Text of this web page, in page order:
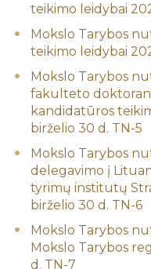
teikimo leidybai
Mokslo Tarybos
teikimo leidybai
Mokslo Tarybos
fakulteto
kandidatūros
birželio 30 d. TN-5
Mokslo Tarybos
delegavimo į
tyrimų institutų
birželio 30 d. TN-6
Mokslo Tarybos
Mokslo Tarybos
d. TN-7